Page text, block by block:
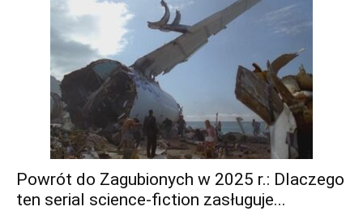
Powrót do Zagubionych w 2025 r.: Dlaczego
ten serial science-fiction zasługuje...